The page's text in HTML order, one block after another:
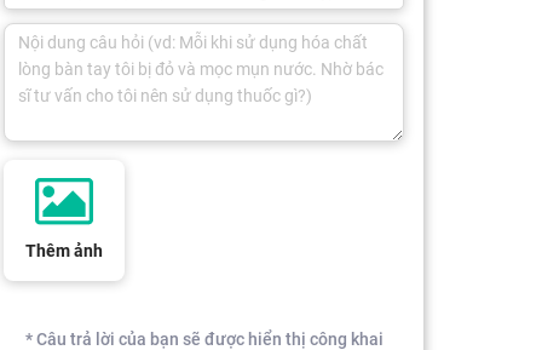
Thêm ảnh
* Câu trả lời của bạn sẽ được hiển thị công khai